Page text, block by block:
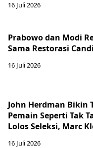
16 Juli 2026
Prabowo dan Modi
Sama Restorasi
16 Juli 2026
John Herdman Bikin
Pemain Seperti Tak
Lolos Seleksi, Marc
16 Juli 2026